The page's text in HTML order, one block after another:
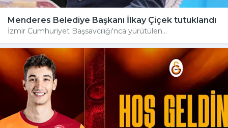
Menderes Belediye Başkanı İlkay Çiçek tutuklandı
İzmir Cumhuriyet Başsavcılığı'nca yürütülen...